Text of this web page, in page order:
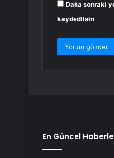
Daha sonraki
kaydedilsin.
En Güncel